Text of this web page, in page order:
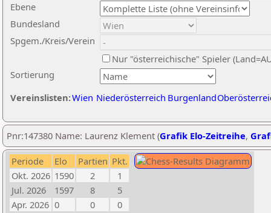
Ebene
Sortierung
Bundesland
Spgem./Kreis/Verein
Nur "österreichische" Spieler
Vereinslisten:Wien Niederösterreich Burgenland
Pnr:147380 Name: Laurenz Klement (Grafik Elo-Zeitreihe,
Periode Elo Partien Pkt.
Okt. 2026 1590 2
1
Jul. 2026
1597 8
5
Apr. 2026 0 0
0